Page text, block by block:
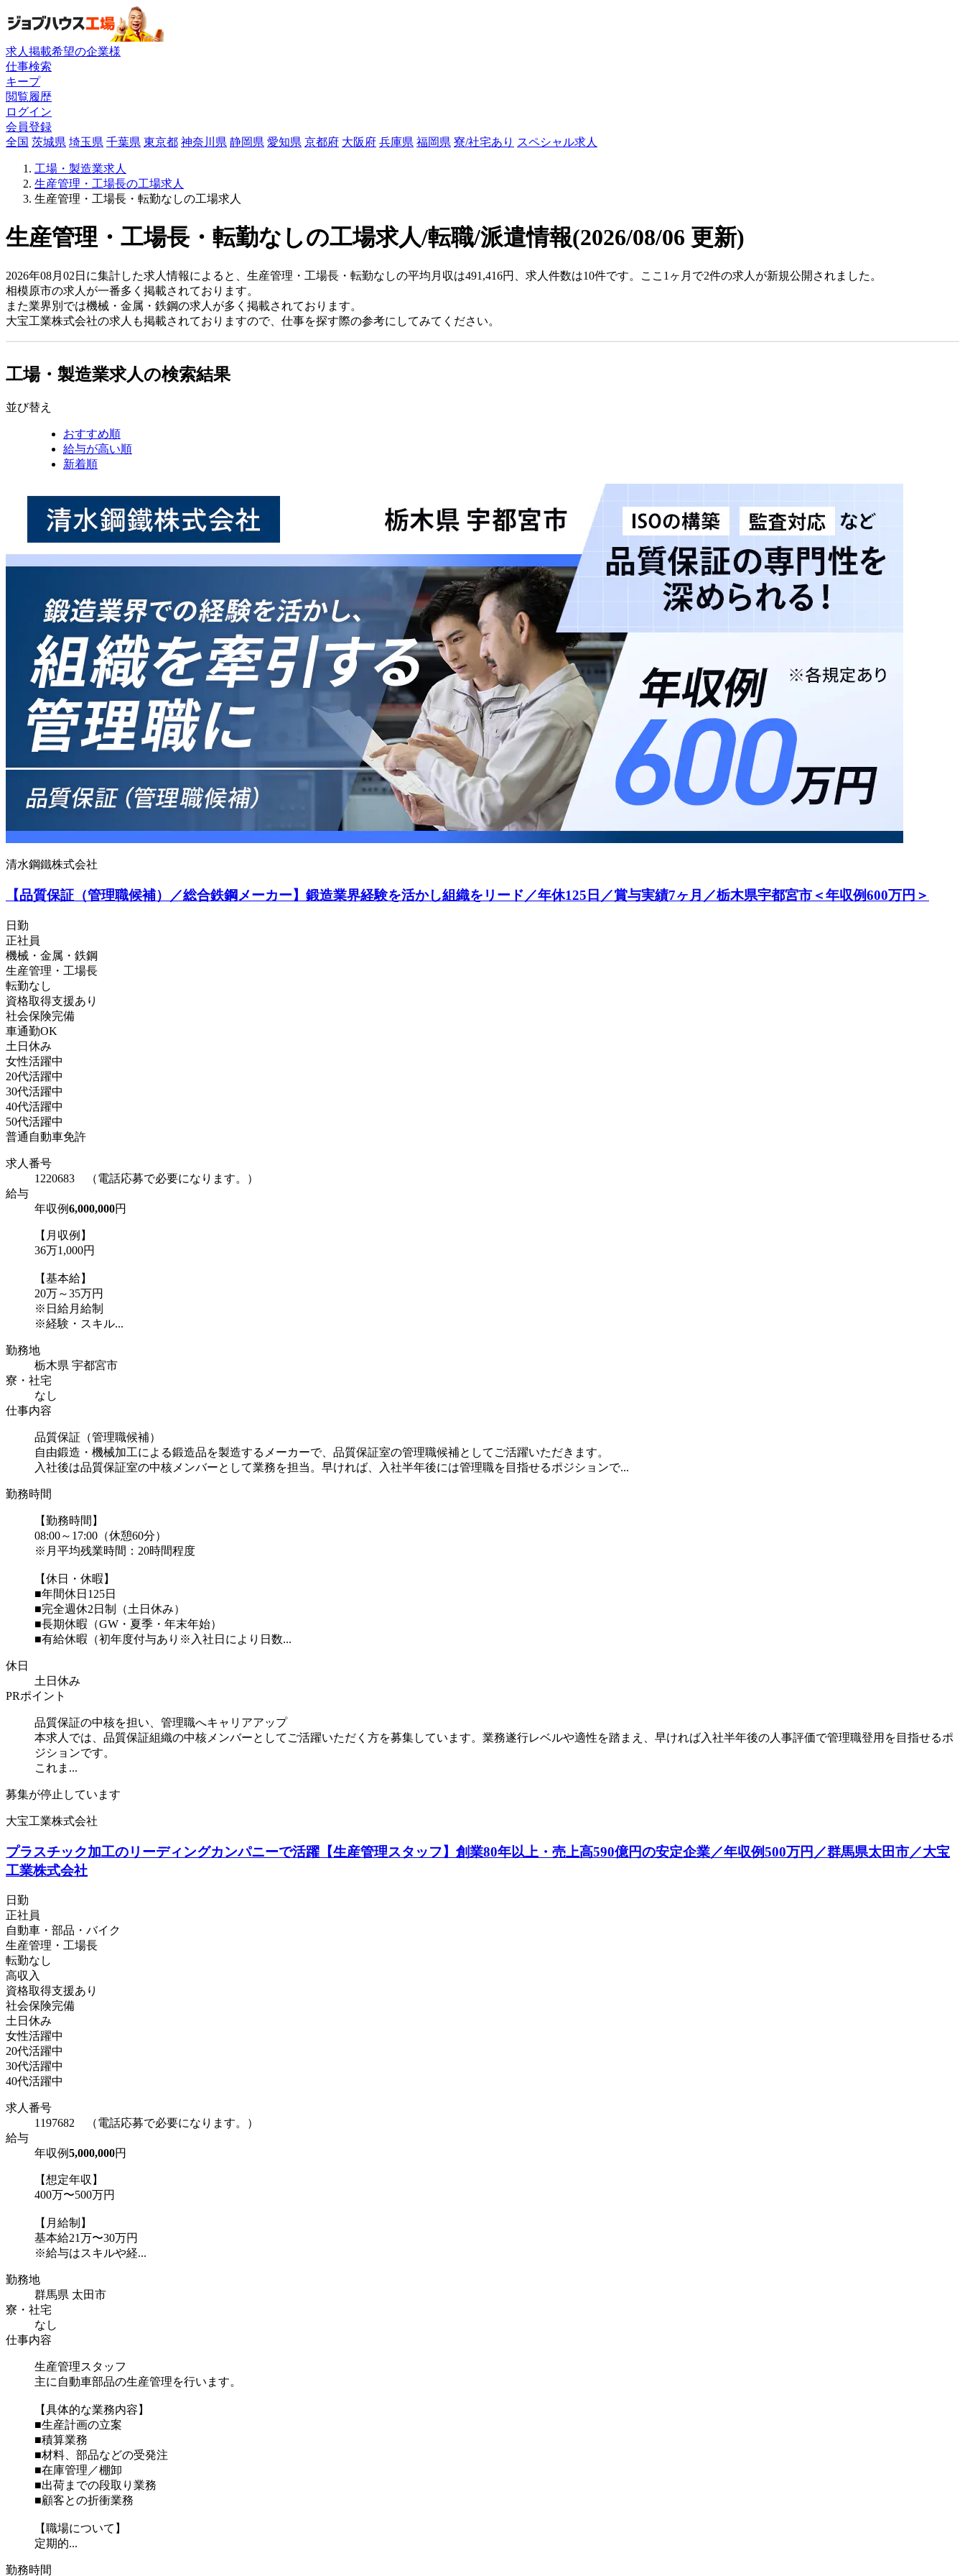
求人掲載希望の企業様
仕事検索
キープ
閲覧履歴
ログイン
会員登録
全国 茨城県 埼玉県 千葉県 東京都 神奈川県 静岡県 愛知県 京都府 大阪府 兵庫県 福岡県 寮/社宅あり スペシャル求人
工場・製造業求人
生産管理・工場長の工場求人
生産管理・工場長・転勤なしの工場求人
生産管理・工場長・転勤なしの工場求人/転職/派遣情報(2026/08/06 更新)
2026年08月02日に集計した求人情報によると、生産管理・工場長・転勤なしの平均月収は491,416円、求人件数は10件です。ここ1ヶ月で2件の求人が新規公開されました。
相模原市の求人が一番多く掲載されております。
また業界別では機械・金属・鉄鋼の求人が多く掲載されております。
大宝工業株式会社の求人も掲載されておりますので、仕事を探す際の参考にしてみてください。
工場・製造業求人の検索結果
並び替え
おすすめ順
給与が高い順
新着順
清水鋼鐵株式会社
【品質保証（管理職候補）／総合鉄鋼メーカー】鍛造業界経験を活かし組織をリード／年休125日／賞与実績7ヶ月／栃木県宇都宮市＜年収例600万円＞
日勤
正社員
機械・金属・鉄鋼
生産管理・工場長
転勤なし
資格取得支援あり
社会保険完備
車通勤OK
土日休み
女性活躍中
20代活躍中
30代活躍中
40代活躍中
50代活躍中
普通自動車免許
求人番号
1220683 （電話応募で必要になります。）
給与
年収例6,000,000円
【月収例】
36万1,000円
【基本給】
20万～35万円
※日給月給制
※経験・スキル...
勤務地
栃木県 宇都宮市
寮・社宅
なし
仕事内容
品質保証（管理職候補）
自由鍛造・機械加工による鍛造品を製造するメーカーで、品質保証室の管理職候補としてご活躍いただきます。
入社後は品質保証室の中核メンバーとして業務を担当。早ければ、入社半年後には管理職を目指せるポジションで...
勤務時間
【勤務時間】
08:00～17:00（休憩60分）
※月平均残業時間：20時間程度
【休日・休暇】
■年間休日125日
■完全週休2日制（土日休み）
■長期休暇（GW・夏季・年末年始）
■有給休暇（初年度付与あり※入社日により日数...
休日
土日休み
PRポイント
品質保証の中核を担い、管理職へキャリアアップ
本求人では、品質保証組織の中核メンバーとしてご活躍いただく方を募集しています。業務遂行レベルや適性を踏まえ、早ければ入社半年後の人事評価で管理職登用を目指せるポ
ジションです。
これま...
募集が停止しています
大宝工業株式会社
プラスチック加工のリーディングカンパニーで活躍【生産管理スタッフ】創業80年以上・売上高590億円の安定企業／年収例500万円／群馬県太田市／大宝
工業株式会社
日勤
正社員
自動車・部品・バイク
生産管理・工場長
転勤なし
高収入
資格取得支援あり
社会保険完備
土日休み
女性活躍中
20代活躍中
30代活躍中
40代活躍中
求人番号
1197682 （電話応募で必要になります。）
給与
年収例5,000,000円
【想定年収】
400万〜500万円
【月給制】
基本給21万〜30万円
※給与はスキルや経...
勤務地
群馬県 太田市
寮・社宅
なし
仕事内容
生産管理スタッフ
主に自動車部品の生産管理を行います。
【具体的な業務内容】
■生産計画の立案
■積算業務
■材料、部品などの受発注
■在庫管理／棚卸
■出荷までの段取り業務
■顧客との折衝業務
【職場について】
定期的...
勤務時間